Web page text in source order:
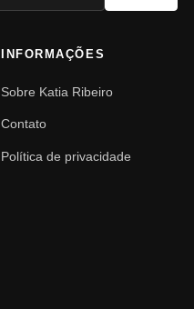
INFORMAÇÕES
Sobre Katia Ribeiro
Contato
Política de privacidade